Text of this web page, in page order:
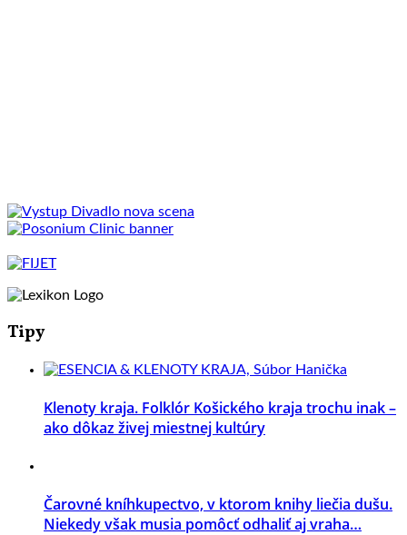
Tipy
Klenoty kraja. Folklór Košického kraja trochu inak –
ako dôkaz živej miestnej kultúry
Čarovné kníhkupectvo, v ktorom knihy liečia dušu.
Niekedy však musia pomôcť odhaliť aj vraha…